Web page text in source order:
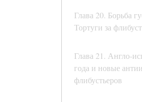
Глава 20. Борьба
Тортуги за
Глава 21. Англо-
года и новые
флибустьеров